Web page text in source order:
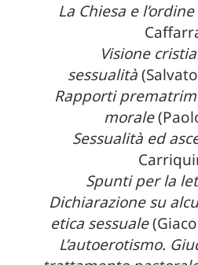
La Chiesa e
Visione
sessualità
Rapporti
morale
Sessualità ed
Spunti per la
Dichiarazione su
etica sessuale
L’autoerotismo.